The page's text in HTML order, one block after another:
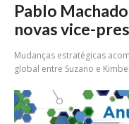
Pablo
novas vice-
Mudanças estratégicas
global entre Suzano e